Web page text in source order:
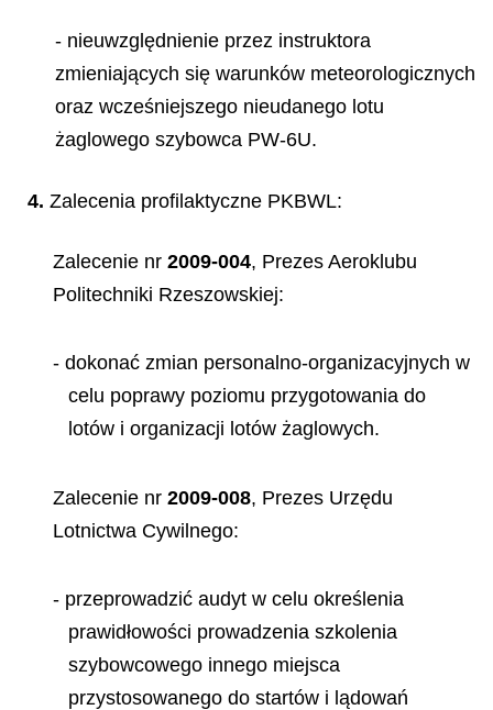
- nieuwzględnienie przez instruktora
zmieniających się warunków meteorologicznych
oraz wcześniejszego nieudanego lotu
żaglowego szybowca PW-6U.
4. Zalecenia profilaktyczne PKBWL:
Zalecenie nr2009-004, Prezes Aeroklubu
Politechniki Rzeszowskiej:
- dokonać zmian personalno-organizacyjnych w
celu poprawy poziomu przygotowania do
lotów i organizacji lotów żaglowych.
Zalecenie nr2009-008, Prezes Urzędu
Lotnictwa Cywilnego:
- przeprowadzić audyt w celu określenia
prawidłowości prowadzenia szkolenia
szybowcowego innego miejsca
przystosowanego do startów i lądowań